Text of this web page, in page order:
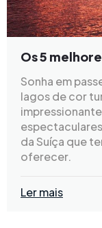
Os 5
Sonha em
lagos de cor
da Suíça que
oferecer.
Ler mais